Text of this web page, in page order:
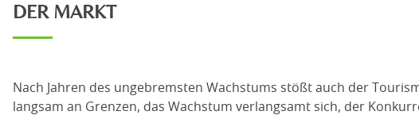
DER MARKT
Nach Jahren des ungebremsten Wachstums stößt auch der
langsam an Grenzen, das Wachstum verlangsamt sich, der